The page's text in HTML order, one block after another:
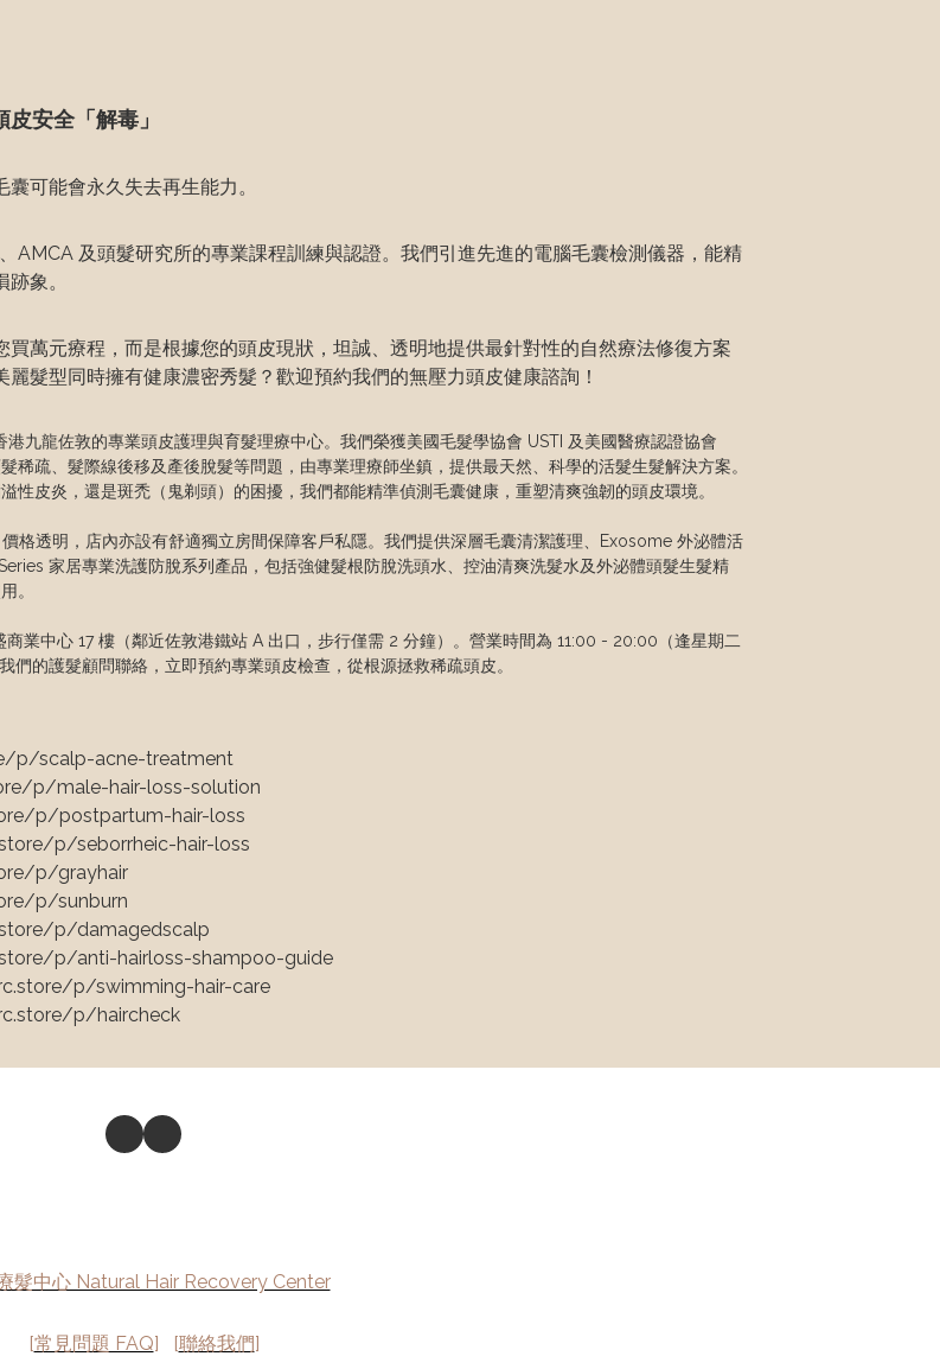
安全「解毒」
可能會永久失去再生能力。
AMCA 及頭髮研究所的專業課程訓練與認證。我們引進先進的電腦毛囊檢測儀器，能精
象。
萬元療程，而是根據您的頭皮現狀，坦誠、透明地提供最針對性的自然療法修復方案
髮型同時擁有健康濃密秀髮？歡迎預約我們的無壓力頭皮健康諮詢！
九龍佐敦的專業頭皮護理與育髮理療中心。我們榮獲美國毛髮學協會 USTI 及美國醫療認證協會
疏、髮際線後移及產後脫髮等問題，由專業理療師坐鎮，提供最天然、科學的活髮生髮解決方案。
皮炎，還是斑禿（鬼剃頭）的困擾，我們都能精準偵測毛囊健康，重塑清爽強韌的頭皮環境。
格透明，店內亦設有舒適獨立房間保障客戶私隱。我們提供深層毛囊清潔護理、Exosome 外泌體活
家居專業洗護防脫系列產品，包括強健髮根防脫洗頭水、控油清爽洗髮水及外泌體頭髮生髮精
。
業中心 17 樓（鄰近佐敦港鐵站 A 出口，步行僅需 2 分鐘）。營業時間為 11:00 - 20:00（逢星期二
的護髮顧問聯絡，立即預約專業頭皮檢查，從根源拯救稀疏頭皮。
p/scalp-acne-treatment
p/male-hair-loss-solution
p/postpartum-hair-loss
p/seborrheic-hair-loss
p/grayhair
p/sunburn
p/damagedscalp
p/anti-hairloss-shampoo-guide
p/swimming-hair-care
p/haircheck
髮中心 Natural Hair Recovery Center
[常見問題 FAQ] [聯絡我們]